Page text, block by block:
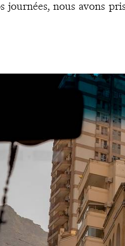
journées, nous avons
visite sur mesure
séjour à Santiago. Sur
services d'un
sites : Rano Kao,
Tongariki, Akaneka.
retour sur le
à Valparaiso et vous
c'est un guide
incontournables de
le Centre Rouge,
sunrise
du soleil (il est,